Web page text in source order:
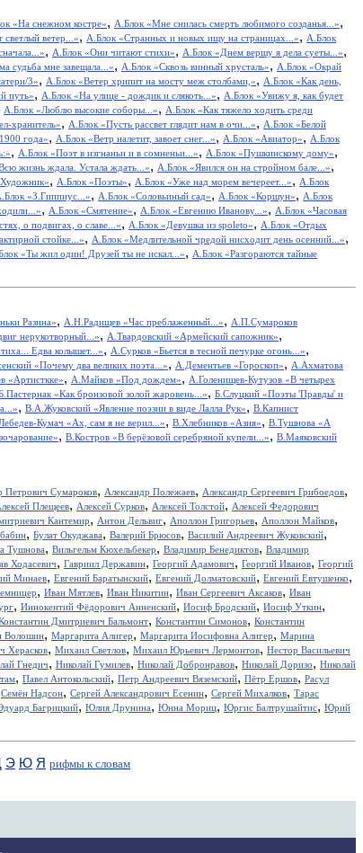
«На снежном костре», А.Блок «Мне снилась смерть любимого созданья...»,
ветер...», А.Блок «Странных и новых ищу на страницах...», А.Блок
, А.Блок «Они читают стихи», А.Блок «Днем вершу я дела суеты...»,
судьба мне завещала...», А.Блок «Сквозь винный хрусталь», А.Блок «Окрай
3», А.Блок «Ветер хрипит на мосту меж столбами,», А.Блок «Как день,
путь», А.Блок «На улице - дождик и слякоть...», А.Блок «Увижу я, как будет
А.Блок «Люблю высокие соборы...», А.Блок «Как тяжело ходить среди
хранитель», А.Блок «Пусть рассвет глядит нам в очи...», А.Блок «Белой
года», А.Блок «Ветр налетит, завоет снег...», А.Блок «Авиатор», А.Блок
, А.Блок «Поэт в изгнаньи и в сомненьи...», А.Блок «Пушкинскому дому»,
жизнь ждала. Устала ждать...», А.Блок «Явился он на стройном бале...»,
, А.Блок «Поэты», А.Блок «Уже над морем вечереет...», А.Блок
«З.Гиппиус...», А.Блок «Соловьиный сад», А.Блок «Коршун», А.Блок
, А.Блок «Смятение», А.Блок «Евгению Иванову...», А.Блок «Часовая
о подвигах, о славе...», А.Блок «Девушка из spoleto», А.Блок «Отдых
стойке...», А.Блок «Медлительной чредой нисходит день осенний...»,
«Ты жил один! Друзей ты не искал...», А.Блок «Разгораются тайные
Разина», А.Н.Радищев «Час преблаженный...», А.П.Сумароков
нерукотворный...», А.Твардовский «Армейский сапожник»,
Едва колышет...», А.Сурков «Бьется в тесной печурке огонь...»,
«Почему два великих поэта...», А.Дементьев «Гороскоп», А.Ахматова
«Артисткке», А.Майков «Под дождем», А.Голенищев-Кутузов «В четырех
«Как бронзовой золой жаровень...», Б.Слуцкий «Поэты 'Правды' и
, В.А.Жуковский «Явление поэзии в виде Лалла Рук», В.Капнист
Кумач «Ах, сам я не верил...», В.Хлебников «Азия», В.Тушнова «А
, В.Костров «В берёзовой серебряной купели...», В.Маяковский
Петрович Сумароков, Александр Полежаев, Александр Сергеевич Грибоедов,
Плещеев, Алексей Сурков, Алексей Толстой, Алексей Федорович
Кантемир, Антон Дельвиг, Аполлон Григорьев, Аполлон Майков,
, Булат Окуджава, Валерий Брюсов, Василий Андреевич Жуковский,
Тушнова, Вильгельм Кюхельбекер, Владимир Бенедиктов, Владимир
Ходасевич, Гавриил Державин, Георгий Адамович, Георгий Иванов, Георгий
Минаев, Евгений Баратынский, Евгений Долматовский, Евгений Евтушенко,
, Иван Мятлев, Иван Никитин, Иван Сергеевич Аксаков, Иван
, Иннокентий Фёдорович Анненский, Иосиф Бродский, Иосиф Уткин,
Дмитриевич Бальмонт, Константин Симонов, Константин
Волошин, Маргарита Алигер, Маргарита Иосифовна Алигер, Марина
Херасков, Михаил Светлов, Михаил Юрьевич Лермонтов, Нестор Васильевич
Гнедич, Николай Гумилев, Николай Добронравов, Николай Доризо, Николай
, Павел Антокольский, Петр Андреевич Вяземский, Пётр Ершов, Расул
Семён Надсон, Сергей Александрович Есенин, Сергей Михалков, Тарас
Багрицкий, Юлия Друнина, Юнна Мориц, Юргис Балтрушайтис, Юрий
Э Ю Я рифмы к словам